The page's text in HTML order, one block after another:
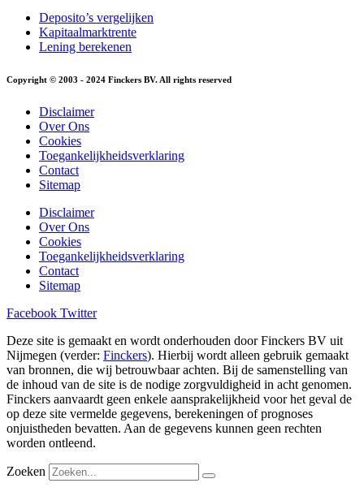
Deposito’s vergelijken
Kapitaalmarktrente
Lening berekenen
Copyright © 2003 - 2024 Finckers BV. All rights reserved
Disclaimer
Over Ons
Cookies
Toegankelijkheidsverklaring
Contact
Sitemap
Disclaimer
Over Ons
Cookies
Toegankelijkheidsverklaring
Contact
Sitemap
Facebook Twitter
Deze site is gemaakt en wordt onderhouden door Finckers BV uit
Nijmegen (verder: Finckers). Hierbij wordt alleen gebruik gemaakt
van bronnen, die wij betrouwbaar achten. Bij de samenstelling van
de inhoud van de site is de nodige zorgvuldigheid in acht genomen.
Finckers aanvaardt geen enkele aansprakelijkheid voor het geval de
op deze site vermelde gegevens, berekeningen of prognoses
onjuistheden bevatten. Aan de gegevens kunnen geen rechten
worden ontleend.
Zoeken